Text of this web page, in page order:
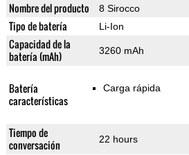
Nombre del producto 8 Sirocco
Tipo de batería Li-Ion
Capacidad de la
batería (mAh)
3260 mAh
Batería
características
Carga rápida
Tiempo de
conversación
22 hours